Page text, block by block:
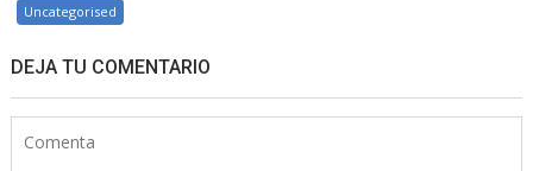
Uncategorised
DEJA TU COMENTARIO